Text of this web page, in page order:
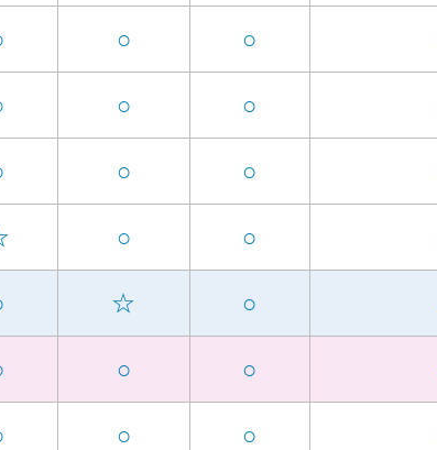
○ ○
○ ○
○ ○
○ ○
☆ ○
○ ○
○ ○